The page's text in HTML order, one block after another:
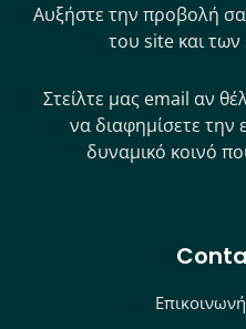
Αυξήστε την προβολή
του site και
Στείλτε μας email αν
να διαφημίσετε την
δυναμικό κοινό